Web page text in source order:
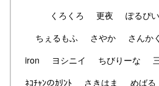
くろくろ
更夜 ぽるぴ
ちぇるもふ
さやか さんかく
iron
ヨシニイ ちびりーな
ﾈｺﾁｬﾝのｶﾘﾝﾄ
さきはま めばる